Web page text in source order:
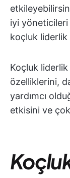
iyi yöneticileri
koçluk liderlik
Koçluk
özelliklerini,
yardımcı
etkisini ve